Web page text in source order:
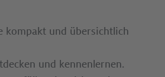
kompakt und übersichtlich
und kennenlernen.